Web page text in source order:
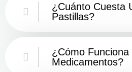
¿Cuánto Cuesta
Pastillas?
¿Cómo
Medicamentos?